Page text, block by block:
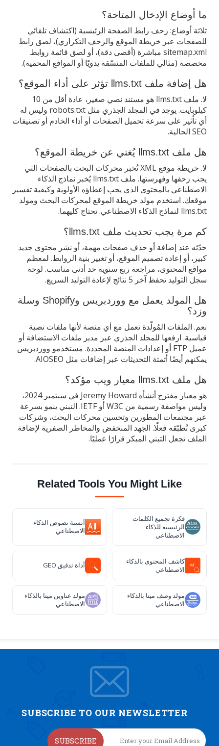
ما أوضاع الإدخال المتاحة؟
ثلاثة أوضاع: زحف رابط الصفحة الرئيسية (اكتشاف تلقائي
للصفحات عبر خريطة الموقع والزحف التكراري)، لصق رابط
sitemap.xml مباشرة (أقصى دقة)، أو لصق قائمة روابط
مخصصة (مثالي للملفات المنسّقة يدويًا أو المواقع المحمية).
هل إضافة ملف llms.txt تؤثر على أداء الموقع؟
لا. ملف llms.txt هو مستند نصي صغير، عادة أقل من 10
كيلوبايت. يوجد في المجلد الجذري مثل robots.txt وليس له
أي تأثير على سرعة تحميل الصفحات أو أداء الخادم أو تصنيفات
SEO الحالية.
هل ملف llms.txt يُغني عن خريطة الموقع؟
لا. خريطة موقع XML تُخبر محركات البحث بالصفحات التي
يجب زحفها وفهرستها. ملف llms.txt يُخبر نماذج الذكاء
الاصطناعي بالمحتوى الذي يجب إعطاؤه الأولوية وكيفية تفسير
موقعك. استخدم مولد خريطة الموقع لمحركات البحث ومولد
llms.txt لنماذج الذكاء الاصطناعي. تحتاج كليهما.
كم مرة يجب تحديث ملف llms.txt؟
حدّثه عند إضافة أو حذف صفحات مهمة، أو نشر محتوى جديد
كبير، أو إعادة تصميم الموقع، أو تغيير بنية الروابط. لمعظم
مواقع المحتوى، مراجعة ربع سنوية حد أدنى مناسب. لوحة
سجل التوليد تحفظ آخر 5 نتائج لإعادة التوليد السريع.
هل المولد يعمل مع ووردبريس وShopify وسلة
وزد؟
نعم. الملفات المُولّدة تعمل مع أي منصة لأنها ملفات نصية
قياسية. ارفعها للمجلد الجذري عبر مدير ملفات الاستضافة أو
عميل FTP أو إعدادات المنصة المحددة. مستخدمو ووردبريس
يمكنهم أيضًا أتمتة التحديثات عبر إضافات مثل AIOSEO.
هل ملف llms.txt معيار ويب مؤكد؟
هو معيار مقترح أنشأه Jeremy Howard في سبتمبر 2024،
وليس مواصفة رسمية من W3C أو IETF. التبني ينمو بسرعة
عبر مجتمعات المطورين وتحسين محركات البحث، وشركات
كبرى تُطبّقه فعلًا. الجهد المنخفض والمخاطر الصفرية لإضافة
الملف تجعل التبني المبكر قرارًا عمليًا.
Related Tools You Might Like
فكرة تجميع الكلمات
الرئيسية للذكاء
الاصطناعي
أنسنة نصوص الذكاء
الاصطناعي
كاشف المحتوى بالذكاء
الاصطناعي
أداة تدقيق GEO
مولد وصف ميتا بالذكاء
الاصطناعي
مولد عناوين ميتا بالذكاء
الاصطناعي
SUBSCRIBE TO OUR NEWSLETTER
SUBSCRIBE